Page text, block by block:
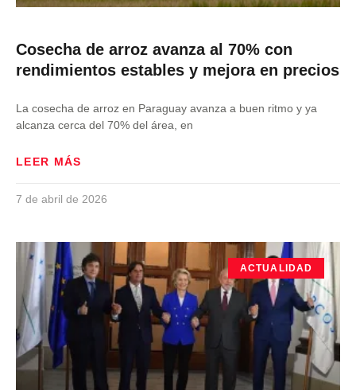
Cosecha de arroz avanza al 70% con
rendimientos estables y mejora en precios
La cosecha de arroz en Paraguay avanza a buen ritmo y ya
alcanza cerca del 70% del área, en
LEER MÁS
7 de abril de 2026
ACTUALIDAD